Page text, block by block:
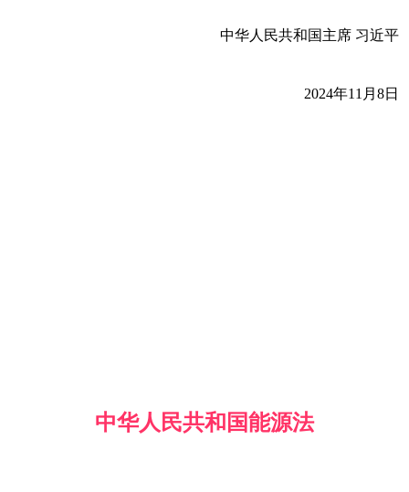
中华人民共和国主席 习近平
2024年11月8日
中华人民共和国能源法